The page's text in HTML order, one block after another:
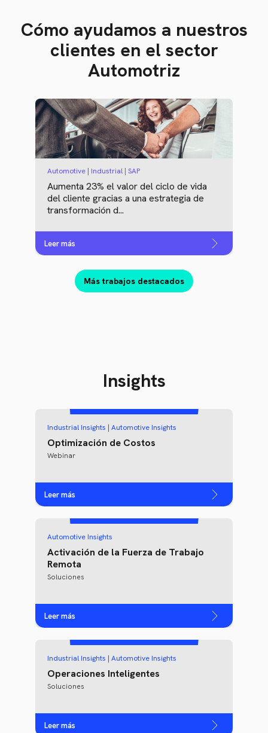
Cómo ayudamos a nuestros
clientes en el sector
Automotriz
Automotive | Industrial | SAP
Aumenta 23% el valor del ciclo de vida
del cliente gracias a una estrategia de
transformación d...
Leer más
Más trabajos destacados
Insights
Industrial Insights | Automotive Insights
Optimización de Costos
Webinar
Leer más
Automotive Insights
Activación de la Fuerza de Trabajo
Remota
Soluciones
Leer más
Industrial Insights | Automotive Insights
Operaciones Inteligentes
Soluciones
Leer más